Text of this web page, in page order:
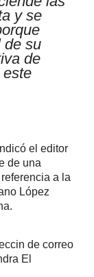
y se
de su
de
este
el editor
de una
a la
López